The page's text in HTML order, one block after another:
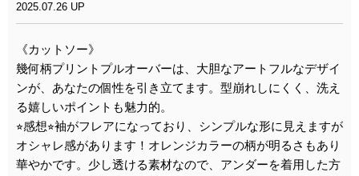
2025.07.26 UP
《カットソー》
幾何柄プリントプルオーバーは、大胆なアートフルなデザイ
ンが、あなたの個性を引き立てます。型崩れしにくく、洗え
る嬉しいポイントも魅力的。
⭐︎感想⭐︎袖がフレアになっており、シンプルな形に見えますが
オシャレ感があります！オレンジカラーの柄が明るさもあり
華やかです。少し透ける素材なので、アンダーを着用した方